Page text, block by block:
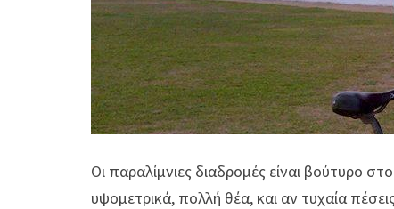
Οι παραλίμνιες διαδρομές είναι βούτυρο
υψομετρικά, πολλή θέα, και αν τυχαία